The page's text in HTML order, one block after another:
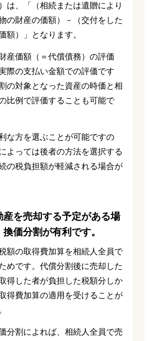
は、「（相続または遺贈により
の財産の価額）－（交付をした
額）」となります。
産価額（＝代償債務）の評価
際の支払い金額での評価です
の対象となった資産の時価と相
比例で評価することも可能で
な方を選ぶことが可能ですの
よっては後者の方法を選択する
の税負担額が軽減される場合が
を売却する予定がある場
価分割が有利です。
額の取得費加算を相続人全員で
めです。代償分割後に売却した
得した者が負担した税額分しか
得費加算の適用を受けることが
分割によれば、相続人全員で売